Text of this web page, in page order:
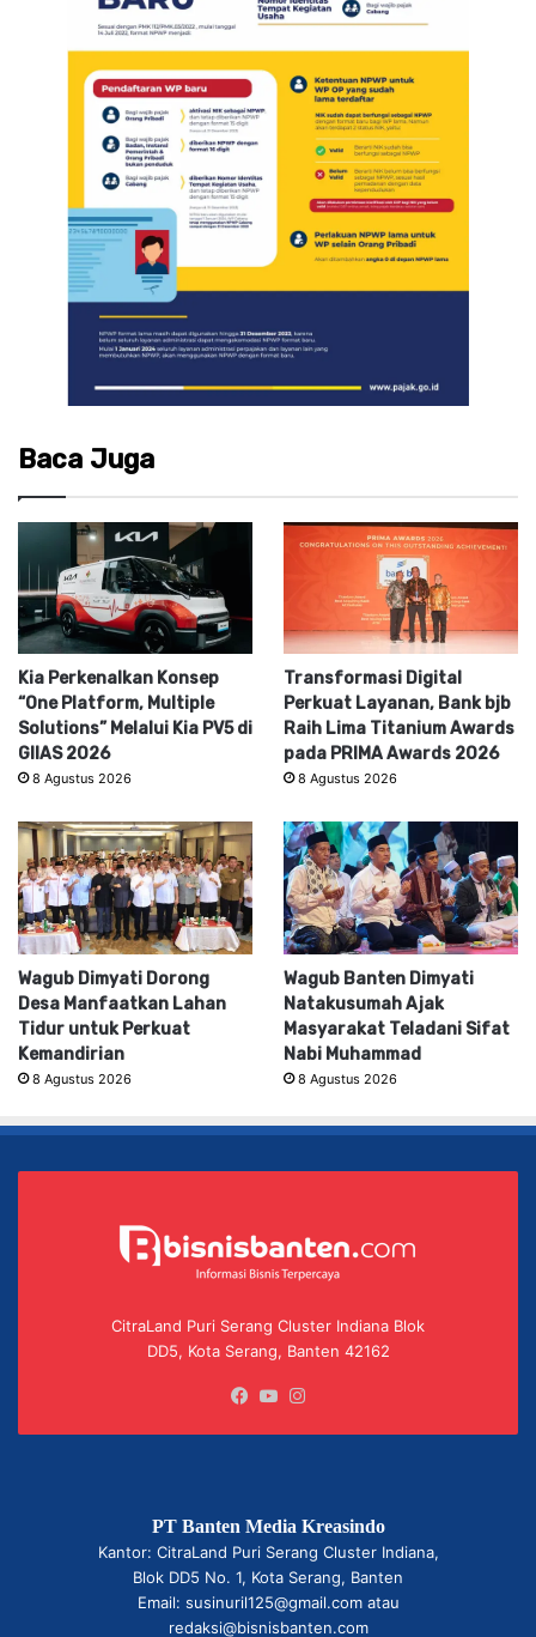
Baca Juga
Kia Perkenalkan Konsep
“One Platform, Multiple
Solutions” Melalui Kia PV5 di
GIIAS 2026
8 Agustus 2026
Transformasi Digital
Perkuat Layanan, Bank bjb
Raih Lima Titanium Awards
pada PRIMA Awards 2026
8 Agustus 2026
Wagub Dimyati Dorong
Desa Manfaatkan Lahan
Tidur untuk Perkuat
Kemandirian
8 Agustus 2026
Wagub Banten Dimyati
Natakusumah Ajak
Masyarakat Teladani Sifat
Nabi Muhammad
8 Agustus 2026
CitraLand Puri Serang Cluster Indiana Blok
DD5, Kota Serang, Banten 42162
Facebook
YouTube
PT Banten Media Kreasindo
Kantor: CitraLand Puri Serang Cluster Indiana,
Blok DD5 No. 1, Kota Serang, Banten
Email: susinuril125@gmail.com atau
redaksi@bisnisbanten.com